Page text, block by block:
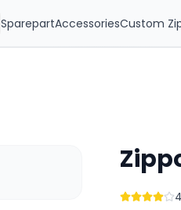
SparepartAccessoriesCustom